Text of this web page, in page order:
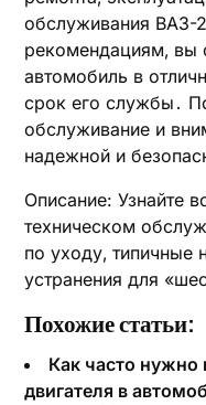
обслуживания ВАЗ-
рекомендациям‚
автомобиль в
срок его службы․
обслуживание и
надежной и
Описание: Узнайте
техническом
по уходу‚ типичные
устранения для
Похожие статьи:
Как часто
двигателя в